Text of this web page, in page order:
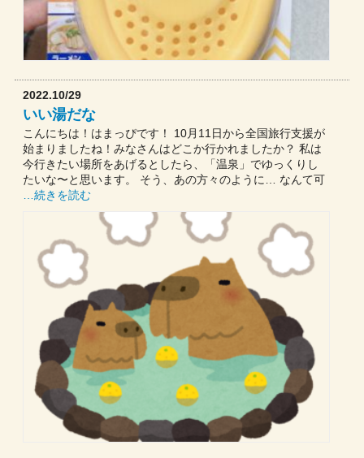
いい湯だな
こんにちは！はまっぴです！ 10月11日から全国旅行支援が
始まりましたね！みなさんはどこか行かれましたか？ 私は
今行きたい場所をあげるとしたら、「温泉」でゆっくりし
たいな〜と思います。 そう、あの方々のように… なんて可
…続きを読む
2022.10/29